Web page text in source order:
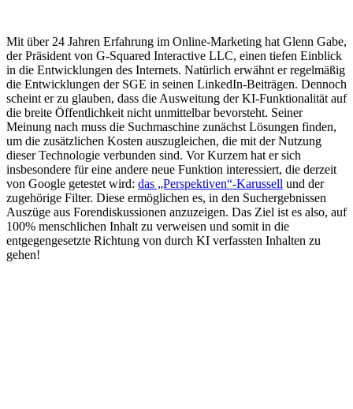
Mit über 24 Jahren Erfahrung im Online-Marketing hat Glenn Gabe,
der Präsident von G-Squared Interactive LLC, einen tiefen Einblick
in die Entwicklungen des Internets. Natürlich erwähnt er regelmäßig
die Entwicklungen der SGE in seinen LinkedIn-Beiträgen. Dennoch
scheint er zu glauben, dass die Ausweitung der KI-Funktionalität auf
die breite Öffentlichkeit nicht unmittelbar bevorsteht. Seiner
Meinung nach muss die Suchmaschine zunächst Lösungen finden,
um die zusätzlichen Kosten auszugleichen, die mit der Nutzung
dieser Technologie verbunden sind. Vor Kurzem hat er sich
insbesondere für eine andere neue Funktion interessiert, die derzeit
von Google getestet wird: das „Perspektiven“-Karussell und der
zugehörige Filter. Diese ermöglichen es, in den Suchergebnissen
Auszüge aus Forendiskussionen anzuzeigen. Das Ziel ist es also, auf
100% menschlichen Inhalt zu verweisen und somit in die
entgegengesetzte Richtung von durch KI verfassten Inhalten zu
gehen!